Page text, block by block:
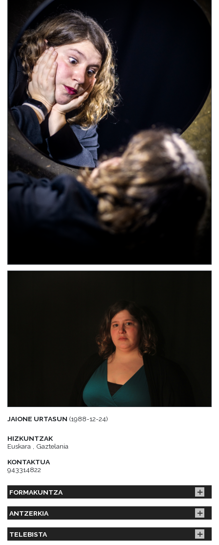
JAIONE URTASUN (1988-12-24)
HIZKUNTZAK
Euskara , Gaztelania
KONTAKTUA
943314822
FORMAKUNTZA
ANTZERKIA
TELEBISTA